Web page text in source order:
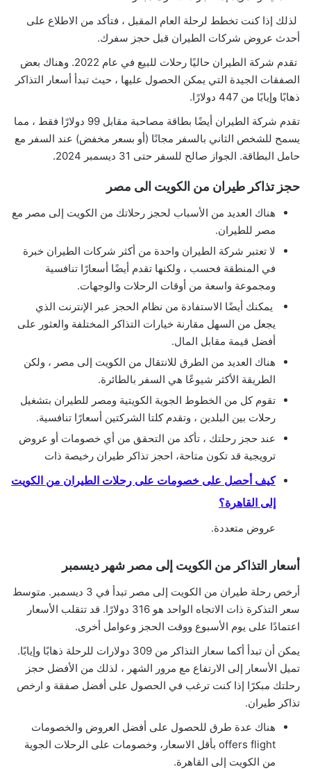
لذلك إذا كنت تخطط لرحلة العام المقبل ، فتأكد من الاطلاع على
أحدث عروض شركات الطيران قبل حجز سفرك.
تقدم شركة الطيران حاليًا رحلات للبيع في عام 2022. وهناك بعض
الصفقات الجيدة التي يمكن الحصول عليها ، حيث تبدأ أسعار التذاكر
ذهابًا وإيابًا من 447 دولارًا.
تقدم شركة الطيران أيضًا بطاقة مصاحبة مقابل 99 دولارًا فقط ، مما
يسمح للشخص الثاني بالسفر مجانًا (أو بسعر مخفض) عند السفر مع
حامل البطاقة. الجواز صالح للسفر حتى 31 ديسمبر 2024.
حجز تذاكر طيران من الكويت الى مصر
هناك العديد من الأسباب لحجز رحلاتك من الكويت إلى مصر مع
مصر للطيران.
لا تعتبر شركة الطيران واحدة من أكثر شركات الطيران خبرة
في المنطقة فحسب ، ولكنها تقدم أيضًا أسعارًا تنافسية
ومجموعة واسعة من أوقات الرحلات والوجهات.
يمكنك أيضًا الاستفادة من نظام الحجز عبر الإنترنت الذي
يجعل من السهل مقارنة خيارات التذاكر المختلفة والعثور على
أفضل قيمة مقابل المال.
هناك العديد من الطرق للانتقال من الكويت إلى مصر ، ولكن
الطريقة الأكثر شيوعًا هي السفر بالطائرة.
تقوم كل من الخطوط الجوية الكويتية ومصر للطيران بتشغيل
رحلات بين البلدين ، وتقدم كلتا الشركتين أسعارًا تنافسية.
عند حجز رحلتك ، تأكد من التحقق من أي خصومات أو عروض
ترويجية قد تكون متاحة، احجز تذاكر طيران رخيصة ذات
كيف أحصل على خصومات على رحلات الطيران من الكويت
إلى القاهرة؟
عروض متعددة.
أسعار التذاكر من الكويت إلى مصر شهر ديسمبر
أرخص رحلة طيران من الكويت إلى مصر تبدأ في 3 ديسمبر. متوسط
​​سعر التذكرة ذات الاتجاه الواحد هو 316 دولارًا. قد تتقلب الأسعار
اعتمادًا على يوم الأسبوع ووقت الحجز وعوامل أخرى.
يمكن أن تبدأ أكما سعار التذاكر من 309 دولارات للرحلة ذهابًا وإيابًا.
تميل الأسعار إلى الارتفاع مع مرور الشهر ، لذلك من الأفضل حجز
رحلتك مبكرًا إذا كنت ترغب في الحصول على أفضل صفقة و ارخص
تذاكر طيران.
هناك عدة طرق للحصول على أفضل العروض والخصومات
offers flight بأقل الاسعار، وخصومات على الرحلات الجوية
من الكويت إلى القاهرة.